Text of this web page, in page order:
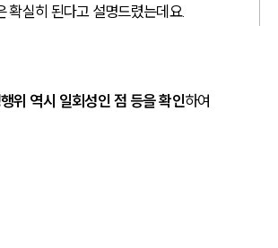
확실히 된다고 설명드렸는데요.
역시 일회성인 점 등을 확인하여